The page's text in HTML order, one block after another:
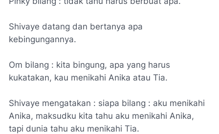
Shivaye datang dan bertanya apa
kebingungannya.
Om bilang : kita bingung, apa yang harus
kukatakan, kau menikahi Anika atau Tia.
Shivaye mengatakan : siapa bilang : aku menikahi
Anika, maksudku kita tahu aku menikahi Anika,
tapi dunia tahu aku menikahi Tia.